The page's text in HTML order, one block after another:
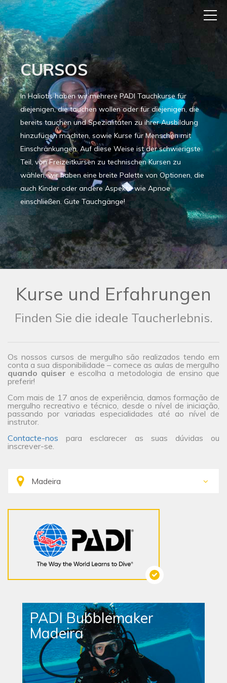
CURSOS
In Haliotis haben wir mehrere PADI Tauchkurse für
diejenigen, die tauchen wollen oder für diejenigen, die
bereits tauchen und Spezialitäten zu ihrer Ausbildung
hinzufügen möchten, sowie Kurse für Menschen mit
Einschränkungen. Auf diese Weise ist der schwierigste
Teil, von Freizeitkursen zu technischen Kursen zu
wählen, wir haben eine breite Palette von Optionen, die
auch Kinder oder andere Aspekte wie Apnoe
einschließen. Gute Tauchgänge!
Kurse und Erfahrungen
Finden Sie die ideale Taucherlebnis.
Os nossos cursos de mergulho são realizados tendo em
conta a sua disponibilidade – comece as aulas de mergulho
quando quiser e escolha a metodologia de ensino que
preferir!
Com mais de 17 anos de experiência, damos formação de
mergulho recreativo e técnico, desde o nível de iniciação,
passando por variadas especialidades até ao nível de
instrutor.
Contacte-nos para esclarecer as suas dúvidas ou
inscrever-se.
PADI Bubblemaker
Madeira